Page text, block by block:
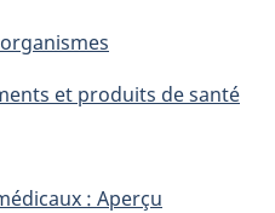
et produits de santé
: Aperçu